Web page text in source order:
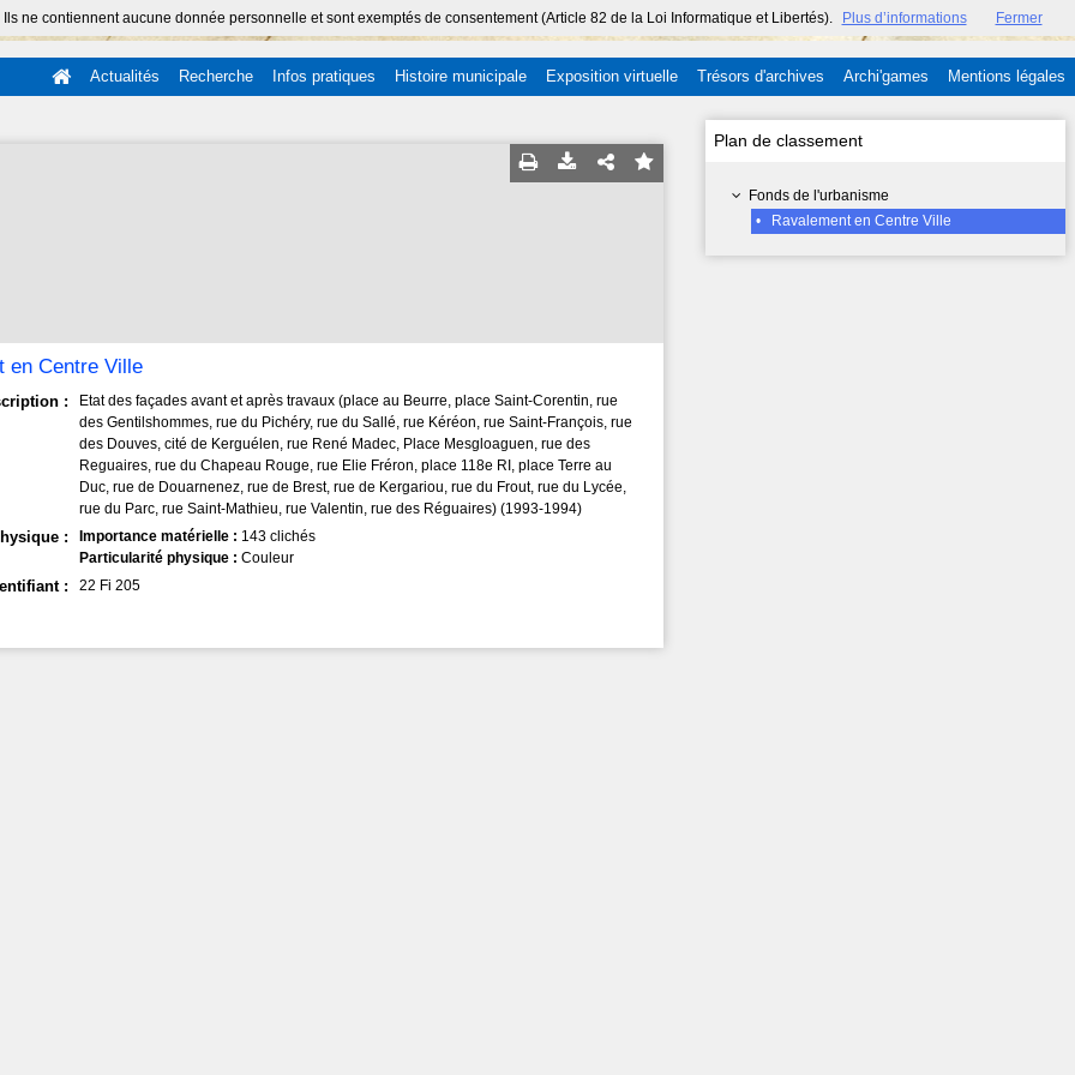
ne contiennent aucune donnée personnelle et sont exemptés de consentement (Article 82 de la Loi Informatique et Libertés). Plus d’informations Fermer
Actualités Recherche Infos pratiques Histoire municipale Exposition virtuelle Trésors d'archives Archi'games Mentions légales
Plan de classement
Fonds de l'urbanisme
•
Ravalement en Centre Ville
en Centre Ville
:
Etat des façades avant et après travaux (place au Beurre, place Saint-Corentin, rue
des Gentilshommes, rue du Pichéry, rue du Sallé, rue Kéréon, rue Saint-François, rue
des Douves, cité de Kerguélen, rue René Madec, Place Mesgloaguen, rue des
Reguaires, rue du Chapeau Rouge, rue Elie Fréron, place 118e RI, place Terre au
Duc, rue de Douarnenez, rue de Brest, rue de Kergariou, rue du Frout, rue du Lycée,
rue du Parc, rue Saint-Mathieu, rue Valentin, rue des Réguaires) (1993-1994)
: Importance matérielle : 143 clichés
Particularité physique :Couleur
: 22 Fi 205